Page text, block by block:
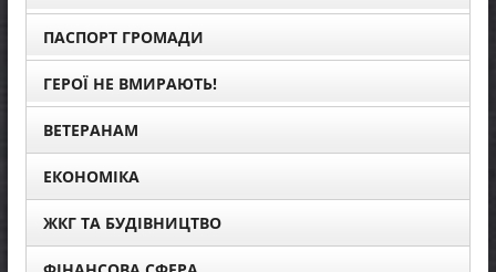
ПАСПОРТ ГРОМАДИ
ГЕРОЇ НЕ ВМИРАЮТЬ!
ВЕТЕРАНАМ
ЕКОНОМІКА
ЖКГ ТА БУДІВНИЦТВО